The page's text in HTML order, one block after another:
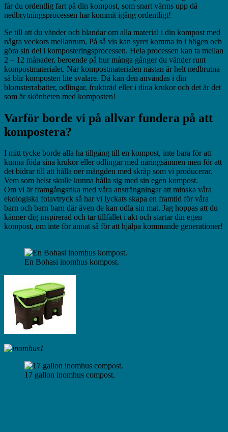
får du ordentlig fart på din kompost, som snart värms upp då
nedbrytningsprocessen har kommit igång ordentligt!
Se till att du vänder och blandar om alla material i din kompost med
några veckors mellanrum. På så vis kan syret komma in i högen och
göra sin del i komposteringsprocessen. Hela processen kan ta mellan
2 – 12 månader, beroende på hur många gånger du vänder runt
kompostmaterialet. När kompostmaterialen nästan är helt nedbrutna
så blir komposten lite svalare. Då kan den användas i din
blomsterrabatter, odlingar, fruktträd eller i dina krukor och det är det
som är skönheten med komposten!
Varför borde vi på allvar fundera på att
kompostera?
I mitt tycke borde alla ha tillgång till en kompost, inte bara för att
kunna föda sina krukor eller odlingar med näringsämnen men för att
det bidrar till att hålla ner mängden med skräp som vi producerar.
Vem som helst skulle kunna hålla sig med sin egen kompost.
Om vi är framgångsrika med våra ansträngningar att minska våra
ekologiska fotavtryck så har vi lyckats skapa en framtid för våra
barn och barn barn där även de kan odla sin mat. Jag hoppas att du
känner dig inspirerad och tar tillfället i akt och startar din egen
kompost, om inte för annat så för att hjälpa kommande generationer!
En Bohasi inomhus kompost.
17 gallon inomhus compost.